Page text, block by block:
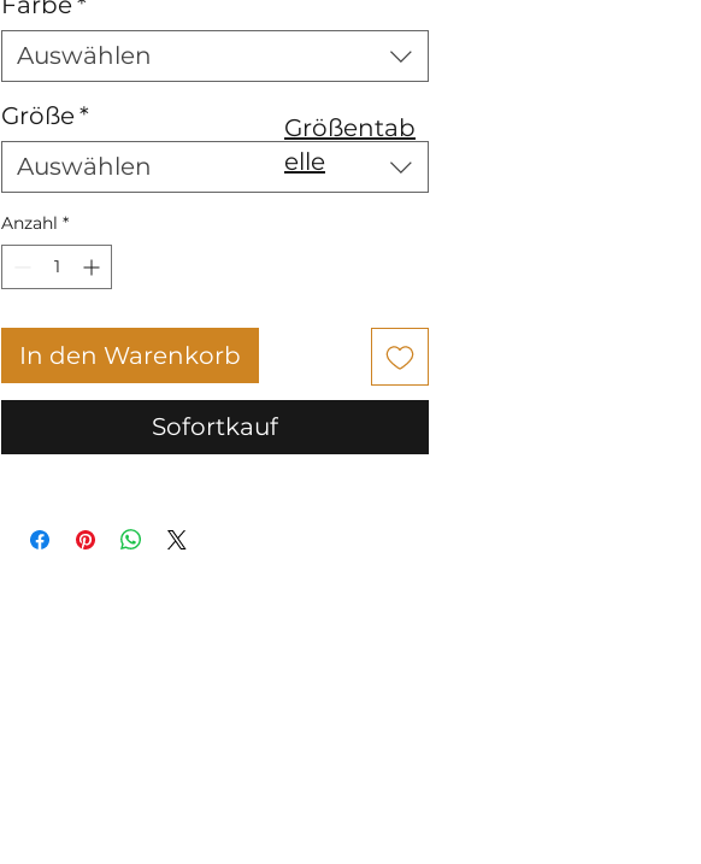
Auswählen
Größe*
Auswählen
Anzahl *
In den Warenkorb
Sofortkauf
Größentab
elle